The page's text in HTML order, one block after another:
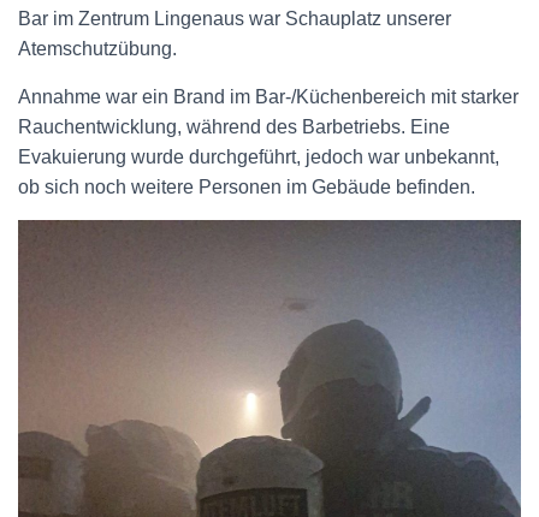
Bar im Zentrum Lingenaus war Schauplatz unserer
Atemschutzübung.
Annahme war ein Brand im Bar-/Küchenbereich mit starker
Rauchentwicklung, während des Barbetriebs. Eine
Evakuierung wurde durchgeführt, jedoch war unbekannt,
ob sich noch weitere Personen im Gebäude befinden.